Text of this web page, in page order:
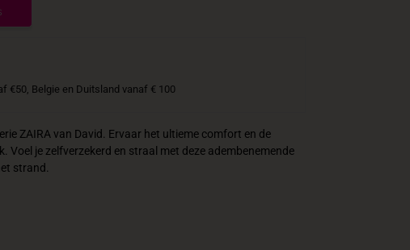
€50, Belgie en Duitsland vanaf € 100
ZAIRA van David. Ervaar het ultieme comfort en de
Voel je zelfverzekerd en straal met deze adembenemende
strand.